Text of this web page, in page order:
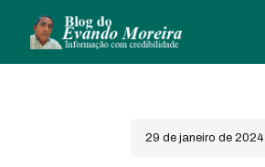
29 de janeiro de 2024